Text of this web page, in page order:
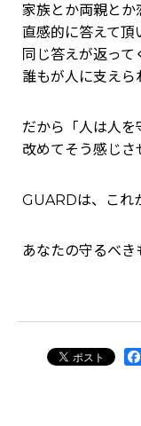
家族とか両親とか
直感的に答えて
同じ答えが返って
誰もが人に支え
だから「人は人
改めてそう感じさ
GUARDは、これ
あなたの守るべき